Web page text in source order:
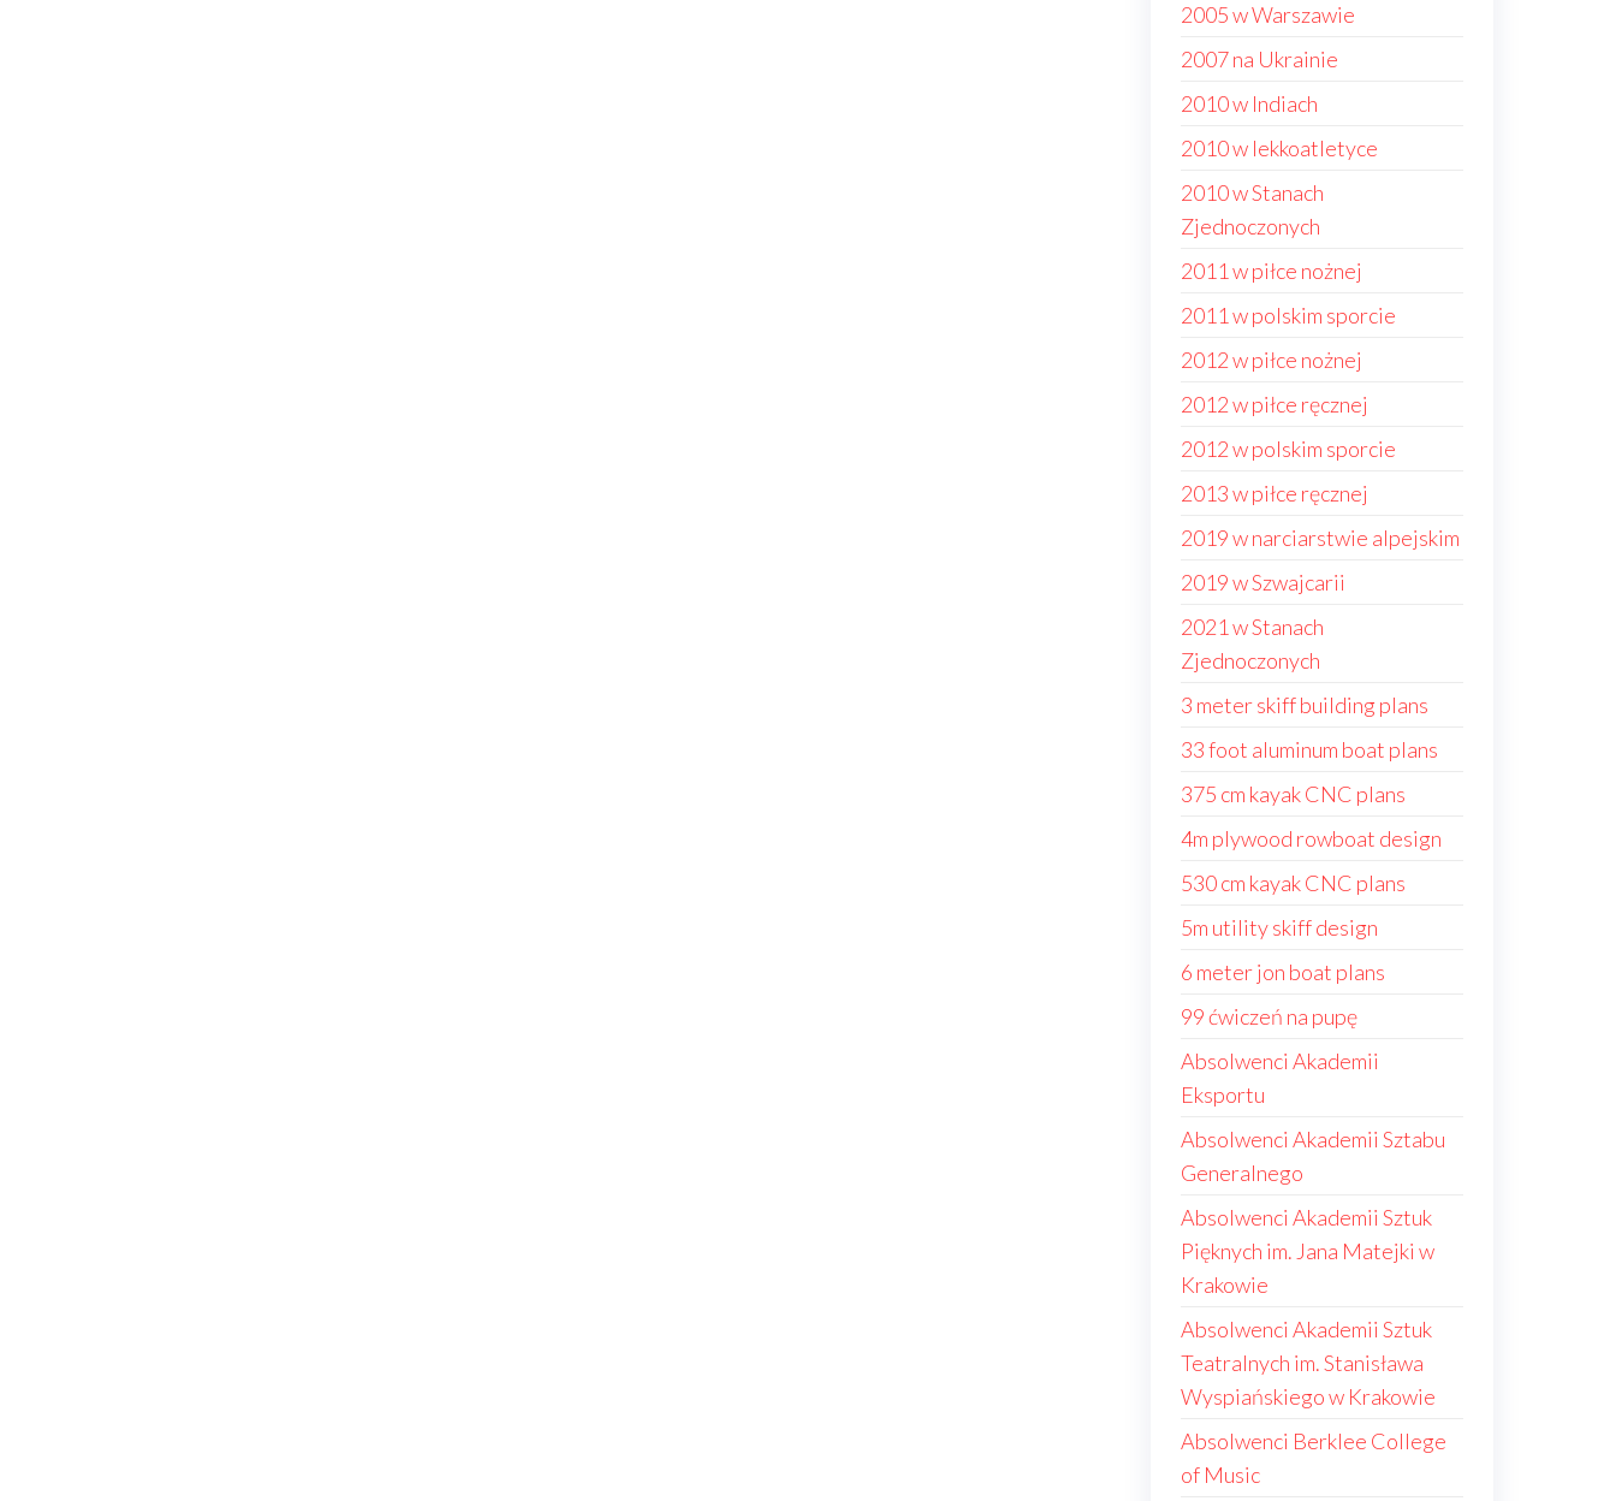
2005 w Warszawie
2007 na Ukrainie
2010 w Indiach
2010 w lekkoatletyce
2010 w Stanach
Zjednoczonych
2011 w piłce nożnej
2011 w polskim sporcie
2012 w piłce nożnej
2012 w piłce ręcznej
2012 w polskim sporcie
2013 w piłce ręcznej
2019 w narciarstwie alpejskim
2019 w Szwajcarii
2021 w Stanach
Zjednoczonych
3 meter skiff building plans
33 foot aluminum boat plans
375 cm kayak CNC plans
4m plywood rowboat design
530 cm kayak CNC plans
5m utility skiff design
6 meter jon boat plans
99 ćwiczeń na pupę
Absolwenci Akademii
Eksportu
Absolwenci Akademii Sztabu
Generalnego
Absolwenci Akademii Sztuk
Pięknych im. Jana Matejki w
Krakowie
Absolwenci Akademii Sztuk
Teatralnych im. Stanisława
Wyspiańskiego w Krakowie
Absolwenci Berklee College
of Music